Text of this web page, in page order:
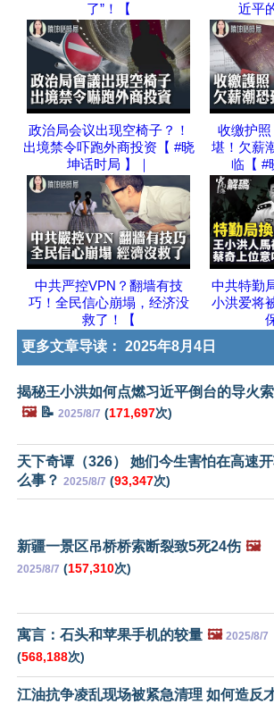
了”！【
近平
政治局会议出现空椅子？！
出境禁令吓跑外商投资【 #晓
坤话时局 】｜
收缴护
堪！欠薪
临【 #
中共严控VPN？翻墙有技
巧！全民信心崩塌，经济没
救了！【
中共特勤
小洪爱将
更多文章导读： 2025年8月4日
揭秘王小洪如何点燃习近平倒台的导火索
🖼️📝 2025/8/7 (171,697次)
天下奇谭（326） 她们今生害怕在高速
么事？ 2025/8/7 (93,347次)
新疆一景区吊桥桥索断裂致5死24伤 🖼️
2025/8/7 (157,310次)
寓言：石头和苹果手机的较量 🖼️ 2025/8/7
(568,188次)
江油抗争凌乱现场被紧急清理 如何造反